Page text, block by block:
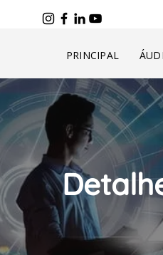
PRINCIPAL